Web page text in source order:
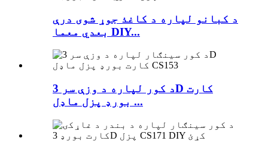
د کبانو لپاره د کاغذ جوړ شوی درې
بعدي معما DIY...
د کور لپاره د وزې سر 3D کارت
بورډ پزل ماډل ...